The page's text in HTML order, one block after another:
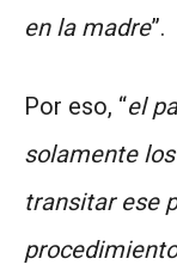
en la madre”.
Por eso, “el
solamente
transitar ese